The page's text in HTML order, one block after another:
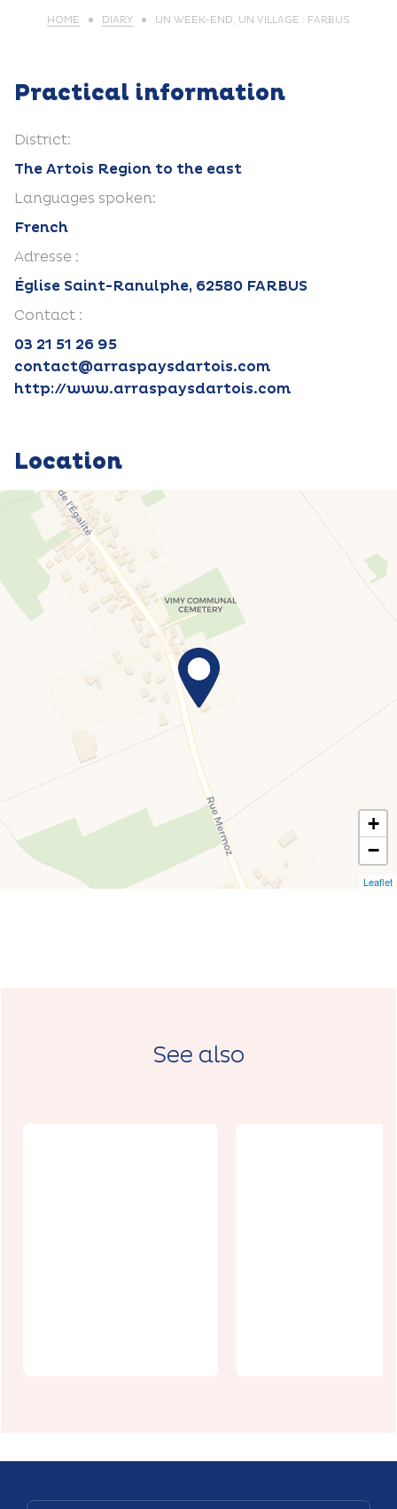
HOME DIARY UN WEEK-END, UN VILLAGE : FARBUS
Practical information
District:
The Artois Region to the east
Languages spoken:
French
Adresse :
Église Saint-Ranulphe, 62580 FARBUS
Contact :
03 21 51 26 95
contact@arraspaysdartois.com
http://www.arraspaysdartois.com
Location
+
−
Leaflet
See also